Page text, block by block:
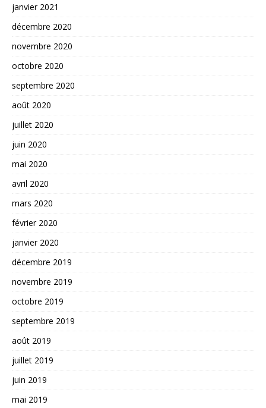
janvier 2021
décembre 2020
novembre 2020
octobre 2020
septembre 2020
août 2020
juillet 2020
juin 2020
mai 2020
avril 2020
mars 2020
février 2020
janvier 2020
décembre 2019
novembre 2019
octobre 2019
septembre 2019
août 2019
juillet 2019
juin 2019
mai 2019